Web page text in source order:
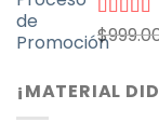
Valorado
con
$
¡MATERIAL